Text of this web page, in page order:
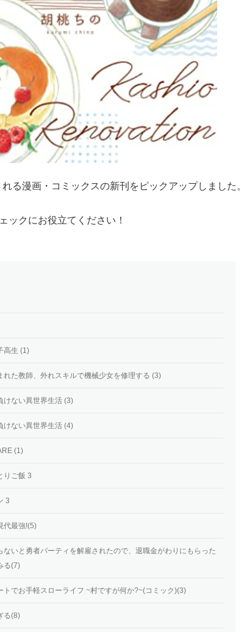
る漫画・コミックスの新刊をピックアップしました。
ックにお役立てください！
高生 (1)
れた教師、外れスキルで機械少女を修理する (3)
けない異世界生活 (3)
けない異世界生活 (4)
(1)
りご飯 3
3
代最強!(5)
ないと勇者パーティを解雇されたので、退職金がわりにもらった
る(7)
トでお手軽スローライフ ~村ですが何か?~(コミック)(3)
る(8)